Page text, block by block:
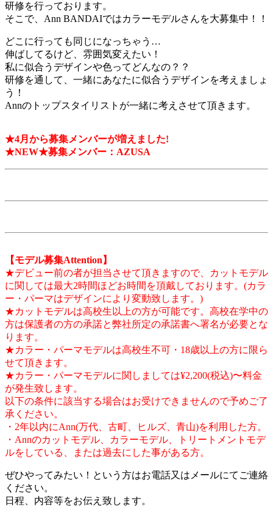
研修を行っております。
そこで、Ann BANDAIではカラーモデルさんを大募集中！！
どこに行っても同じになっちゃう…
伸ばしてるけど、雰囲気変えたい！
私に似合うデザインや色ってどんなの？？
研修を通して、一緒にあなたに似合うデザインを考えましょ
う！
Annのトップスタイリストが一緒に考えさせて頂きます。
★4月から募集メンバーが増えました!
★NEW★募集メンバー：AZUSA
【モデル募集Attention】
★デビュー前の者が担当させて頂きますので、カットモデル
に関しては最大2時間ほどお時間を頂戴しております。(カラ
ー・パーマはデザインにより変動致します。)
★カットモデルは高校生以上の方が可能です。高校在学中の
方は保護者の方の承諾と弊社所定の承諾書へ署名が必要とな
ります。
★カラー・パーマモデルは高校生不可・18歳以上の方に限ら
せて頂きます。
★カラー・パーマモデルに関しましては¥2,200(税込)〜料金
が発生致します。
以下の条件に該当する場合はお受けできませんので予めご了
承ください。
・2年以内にAnn(万代、古町、ヒルズ、青山)を利用した方。
・Annのカットモデル、カラーモデル、トリートメントモデ
ルをしている、または過去にした事がある方。
ぜひやってみたい！という方はお電話又はメールにてご連絡
ください。
日程、内容等をお伝え致します。